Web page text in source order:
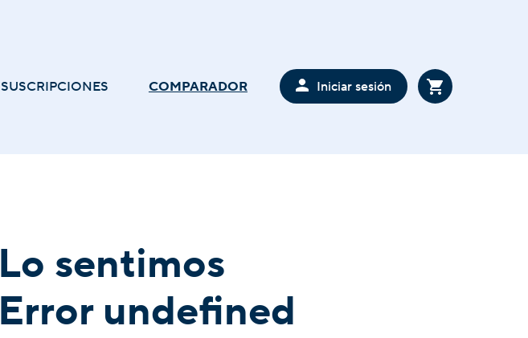
SUSCRIPCIONES COMPARADOR Iniciar sesión
Lo sentimos
Error undefined